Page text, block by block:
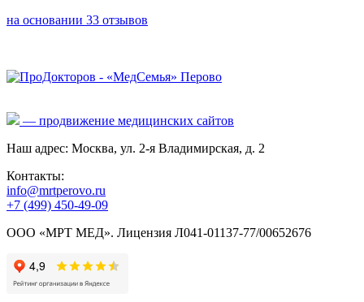
на основании 33 отзывов
— продвижение медицинских сайтов
Наш адрес: Москва, ул. 2-я Владимирская, д. 2
Контакты:
info@mrtperovo.ru
+7 (499) 450-49-09
ООО «МРТ МЕД». Лицензия Л041-01137-77/00652676